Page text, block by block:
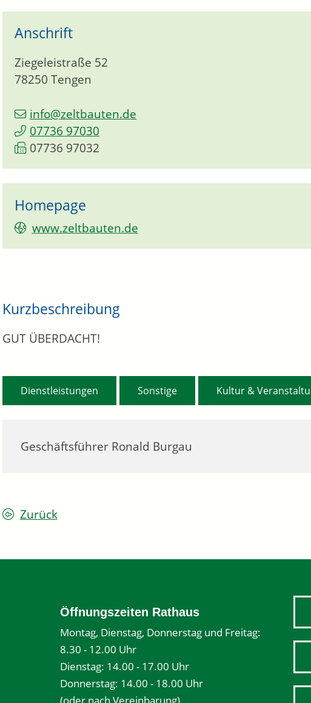
Anschrift
Ziegeleistraße 52
78250 Tengen
info@zeltbauten.de
07736 97030
07736 97032
Homepage
www.zeltbauten.de
Geschäftsführer Ronald Burgau
Kurzbeschreibung
GUT ÜBERDACHT!
Dienstleistungen Sonstige Kultur &
Zurück
Öffnungszeiten Rathaus
Montag, Dienstag, Donnerstag und Freitag:
8.30 - 12.00 Uhr
Dienstag: 14.00 - 17.00 Uhr
Donnerstag: 14.00 - 18.00 Uhr
(oder nach Vereinbarung)